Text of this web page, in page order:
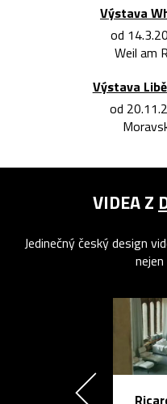
Výstava
od
Weil am
Výstava
od
VIDEA Z
Jedinečný český design